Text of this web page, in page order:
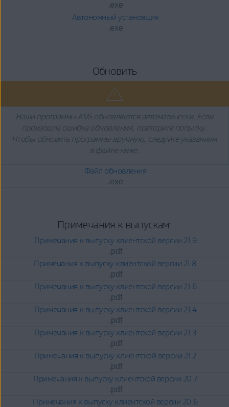
.exe
Автономный установщик
.exe
Обновить
Наши программы AVG обновляются автоматически. Если
произошла ошибка обновления, повторите попытку.
Чтобы обновить программы вручную, следуйте указаниям
в файле ниже.
Файл обновления
.exe
Примечания к выпускам:
Примечания к выпуску клиентской версии 21.9
.pdf
Примечания к выпуску клиентской версии 21.8
.pdf
Примечания к выпуску клиентской версии 21.6
.pdf
Примечания к выпуску клиентской версии 21.4
.pdf
Примечания к выпуску клиентской версии 21.3
.pdf
Примечания к выпуску клиентской версии 21.2
.pdf
Примечания к выпуску клиентской версии 20.7
.pdf
Примечания к выпуску клиентской версии 20.6